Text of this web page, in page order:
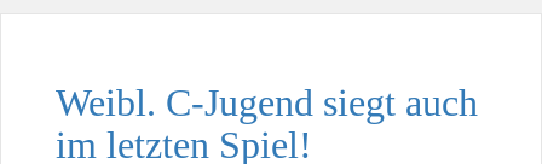
Weibl. C-Jugend siegt auch
im letzten Spiel!